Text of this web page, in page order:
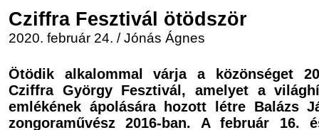
Cziffra Fesztivál ötödször
2020. február 24. / Jónás Ágnes
Ötödik alkalommal várja a közönséget
Cziffra György Fesztivál, amelyet a
emlékének ápolására hozott létre Balázs
zongoramű­vész 2016-ban. A február 16.